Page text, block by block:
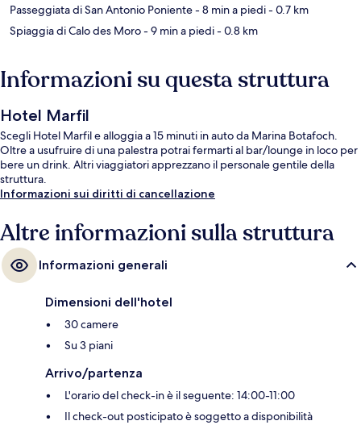
Passeggiata di San Antonio Poniente- 8 min a piedi- 0.7 km
Spiaggia di Calo des Moro- 9 min a piedi- 0.8 km
Informazioni su questa struttura
Hotel Marfil
Scegli Hotel Marfil e alloggia a 15 minuti in auto da Marina Botafoch.
Oltre a usufruire di una palestra potrai fermarti al bar/lounge in loco per
bere un drink. Altri viaggiatori apprezzano il personale gentile della
struttura.
Informazioni sui diritti di cancellazione
Altre informazioni sulla struttura
Informazioni generali
Dimensioni dell'hotel
30 camere
Su 3 piani
Arrivo/partenza
L'orario del check-in è il seguente: 14:00-11:00
Il check-out posticipato è soggetto a disponibilità